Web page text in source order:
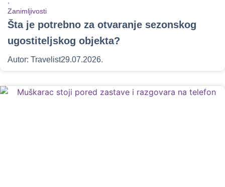
Zanimljivosti
Šta je potrebno za otvaranje sezonskog
ugostiteljskog objekta?
Autor: Travelist29.07.2026.